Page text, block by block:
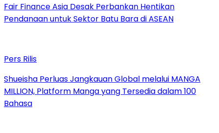
Fair Finance Asia Desak Perbankan Hentikan
Pendanaan untuk Sektor Batu Bara di ASEAN
Pers Rilis
Shueisha Perluas Jangkauan Global melalui MANGA
MILLION, Platform Manga yang Tersedia dalam 100
Bahasa